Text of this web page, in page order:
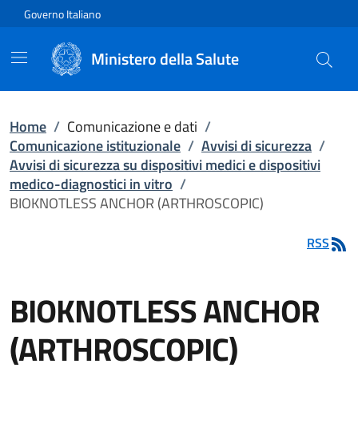
Vai direttamente al contenuto
Governo Italiano
Ministero della Salute
Home / Comunicazione e dati /
Comunicazione istituzionale / Avvisi di sicurezza /
Avvisi di sicurezza su dispositivi medici e dispositivi
medico-diagnostici in vitro /
BIOKNOTLESS ANCHOR (ARTHROSCOPIC)
RSS
BIOKNOTLESS ANCHOR
(ARTHROSCOPIC)